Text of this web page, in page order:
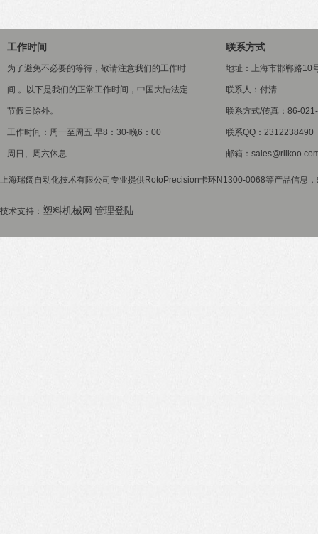
工作时间
为了避免不必要的等待，敬请注意我们的工作时
间 。以下是我们的正常工作时间，中国大陆法定
节假日除外。
工作时间：周一至周五 早8：30-晚6：00
周日、周六休息
联系方式
地址：上海市邯郸路10
联系人：付清
联系方式/传真：86-
联系QQ：2312238490
邮箱：
上海瑞阔自动化技术有限公司专业提供RotoPrecision卡环N1300-0068等产品信息
技术支持： 塑料机械网 管理登陆